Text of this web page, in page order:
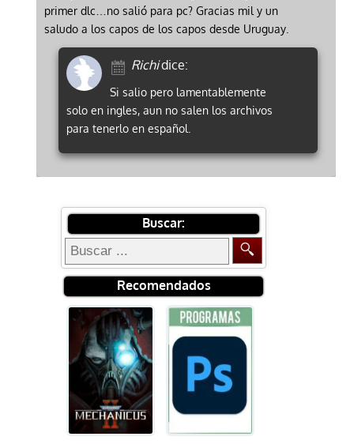
primer dlc…no salió para pc? Gracias mil y un
saludo a los capos de los capos desde Uruguay.
Richidice:
Si salio pero lamentablemente
solo en ingles, aun no salen los archivos
para tenerlo en español.
Buscar:
Recomendados